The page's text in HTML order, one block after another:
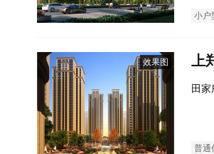
小户
效果图 上
田
普通